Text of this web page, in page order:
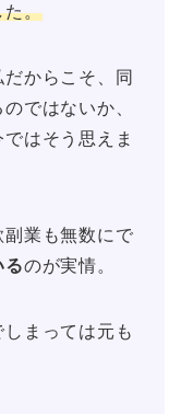
た。
からこそ、同
ではないか、
はそう思えま
業も無数にで
るのが実情。
まっては元も